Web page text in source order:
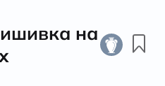
на